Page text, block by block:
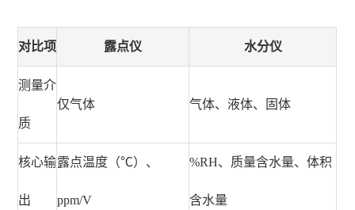
对比项 露点仪 水分仪
测量介
质
仅气体 气体、液体、固体
核心输
出
露点温度（℃）、
ppm/V
%RH、质量含水量、体积
含水量